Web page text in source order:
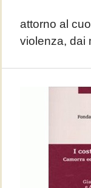
attorno al
violenza, dai